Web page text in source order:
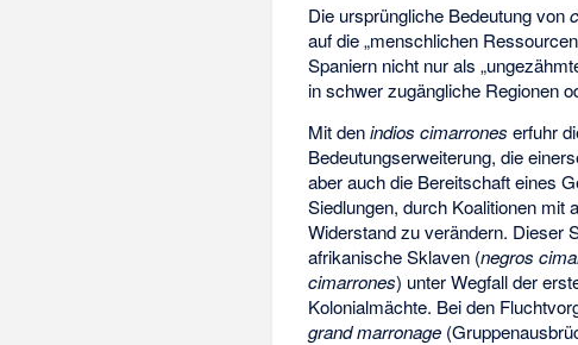
Die ursprüngliche Bedeutung von
auf die „menschlichen
Spaniern nicht nur als
in schwer zugängliche Regionen
Mit denindios cimarrones erfuhr
Bedeutungserweiterung, die
aber auch die Bereitschaft eines
Siedlungen, durch Koalitionen mit
Widerstand zu verändern. Dieser
afrikanische Sklaven (negros
cimarrones) unter Wegfall der
Kolonialmächte. Bei den
grand marronage